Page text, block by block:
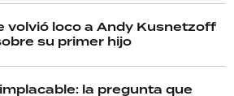
volvió loco a Andy Kusnetzoff
su primer hijo
la pregunta que